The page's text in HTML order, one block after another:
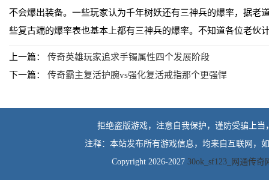
不会爆出装备。一些玩家认为千年树妖还有三神兵的爆率，据老
些复古端的爆率表也基本上都有三神兵的爆率。不知道各位老伙
上一篇： 传奇英雄玩家追求手镯属性四个发展阶段
下一篇： 传奇霸主复活护腕vs强化复活戒指那个更强悍
拒绝盗版游戏，注意自我保护，谨防受骗上
注释：本站发布所有游戏信息，均来自互联网，
Copyright 2026-2027 30ok_sf123_网通传奇